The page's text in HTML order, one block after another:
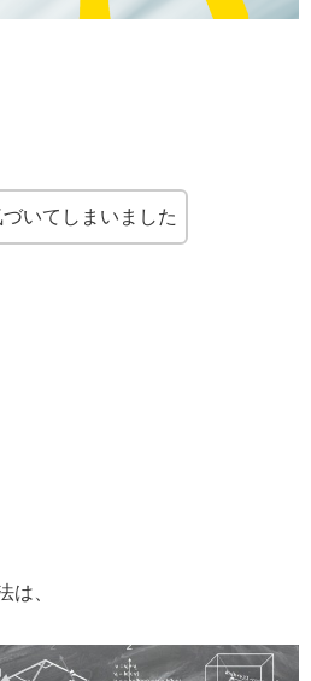
いてしまいました
は、